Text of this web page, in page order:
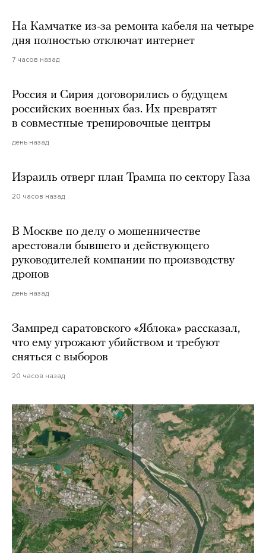
На Камчатке из-за ремонта кабеля на четыре
дня полностью отключат интернет
7 часов назад
Россия и Сирия договорились о будущем
российских военных баз. Их превратят
в совместные тренировочные центры
день назад
Израиль отверг план Трампа по сектору Газа
20 часов назад
В Москве по делу о мошенничестве
арестовали бывшего и действующего
руководителей компании по производству
дронов
день назад
Зампред саратовского «Яблока» рассказал,
что ему угрожают убийством и требуют
сняться с выборов
20 часов назад